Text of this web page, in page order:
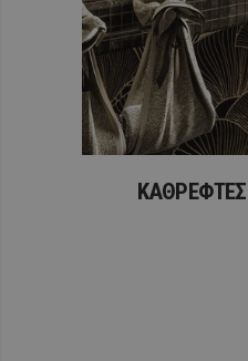
ΚΑΘΡΕΦΤΕΣ